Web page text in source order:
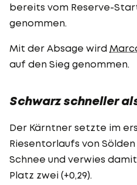
bereits vom Reserve-
genommen.
Mit der Absage wird
auf den Sieg genommen.
Schwarz schneller
Der Kärntner setzte im
Riesentorlaufs von
Schnee und verwies
Platz zwei (+0,29).